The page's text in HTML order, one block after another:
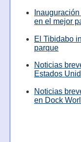
en el mejor
El Tibidabo
parque
Noticias
Estados
Noticias
en Dock